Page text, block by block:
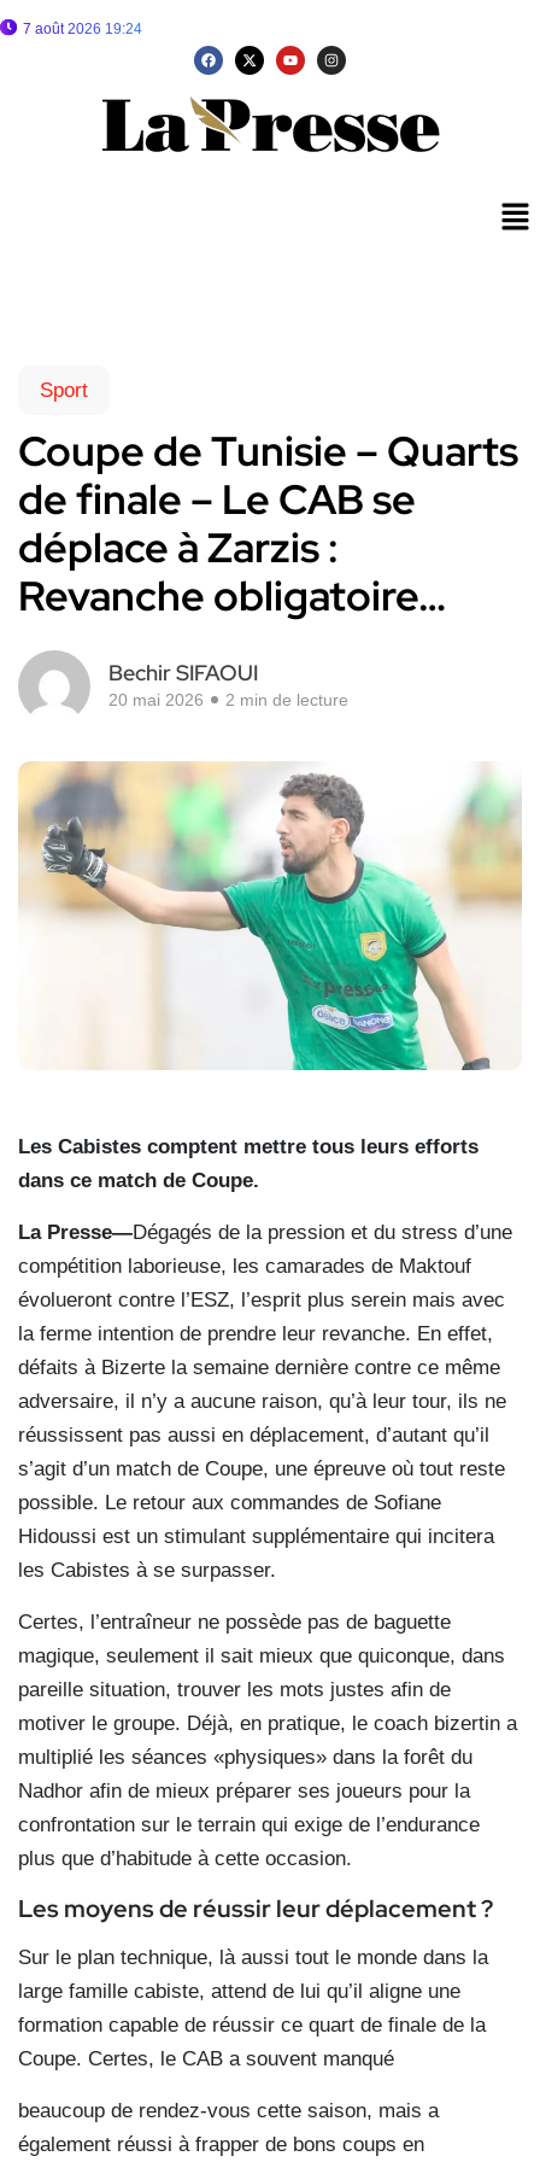
7 août 2026 19:24
Sport
Coupe de Tunisie – Quarts
de finale – Le CAB se
déplace à Zarzis :
Revanche obligatoire…
Bechir SIFAOUI
20 mai 2026 2 min de lecture
Les Cabistes comptent mettre tous leurs efforts
dans ce match de Coupe.
La Presse—Dégagés de la pression et du stress d’une
compétition laborieuse, les camarades de Maktouf
évolueront contre l’ESZ, l’esprit plus serein mais avec
la ferme intention de prendre leur revanche. En effet,
défaits à Bizerte la semaine dernière contre ce même
adversaire, il n’y a aucune raison, qu’à leur tour, ils ne
réussissent pas aussi en déplacement, d’autant qu’il
s’agit d’un match de Coupe, une épreuve où tout reste
possible. Le retour aux commandes de Sofiane
Hidoussi est un stimulant supplémentaire qui incitera
les Cabistes à se surpasser.
Certes, l’entraîneur ne possède pas de baguette
magique, seulement il sait mieux que quiconque, dans
pareille situation, trouver les mots justes afin de
motiver le groupe. Déjà, en pratique, le coach bizertin a
multiplié les séances «physiques» dans la forêt du
Nadhor afin de mieux préparer ses joueurs pour la
confrontation sur le terrain qui exige de l’endurance
plus que d’habitude à cette occasion.
Les moyens de réussir leur déplacement ?
Sur le plan technique, là aussi tout le monde dans la
large famille cabiste, attend de lui qu’il aligne une
formation capable de réussir ce quart de finale de la
Coupe. Certes, le CAB a souvent manqué
beaucoup de rendez-vous cette saison, mais a
également réussi à frapper de bons coups en